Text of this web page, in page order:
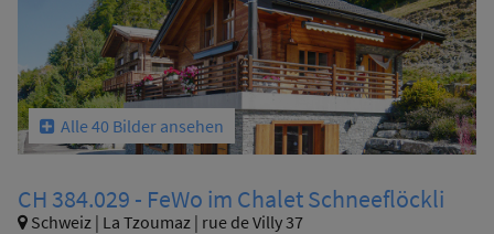
Alle 40 Bilder ansehen
CH 384.029 - FeWo im Chalet Schneeflöckli
Schweiz | La Tzoumaz | rue de Villy 37